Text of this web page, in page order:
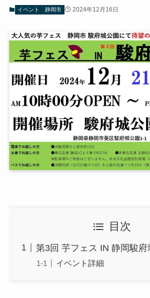
イベント 静岡市 2024年12月16日
目次
第3回 芋フェス IN 静岡駿府
イベント詳細